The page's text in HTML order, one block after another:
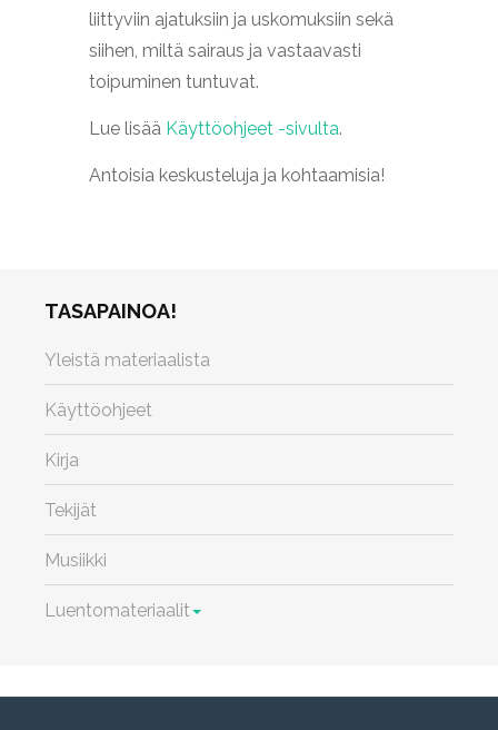
liittyviin ajatuksiin ja uskomuksiin sekä
siihen, miltä sairaus ja vastaavasti
toipuminen tuntuvat.
Lue lisää Käyttöohjeet -sivulta.
Antoisia keskusteluja ja kohtaamisia!
TASAPAINOA!
Yleistä materiaalista
Käyttöohjeet
Kirja
Tekijät
Musiikki
Luentomateriaalit